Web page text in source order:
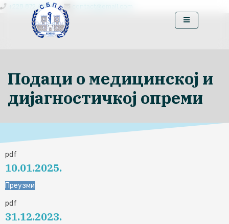
+228 872 4444 contact@email.com
Подаци о медицинској и
дијагностичкој опреми
pdf
10.01.2025.
Преузми
pdf
31.12.2023.